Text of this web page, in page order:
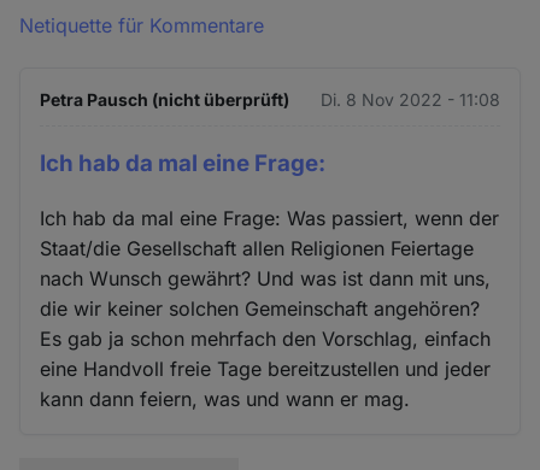
Netiquette für Kommentare
Petra Pausch (nicht überprüft) Di. 8 Nov 2022 - 11:08
Ich hab da mal eine Frage:
Ich hab da mal eine Frage: Was passiert, wenn der
Staat/die Gesellschaft allen Religionen Feiertage
nach Wunsch gewährt? Und was ist dann mit uns,
die wir keiner solchen Gemeinschaft angehören?
Es gab ja schon mehrfach den Vorschlag, einfach
eine Handvoll freie Tage bereitzustellen und jeder
kann dann feiern, was und wann er mag.